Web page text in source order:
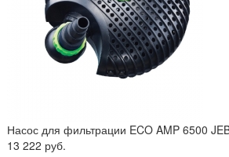
Насос для фильтрации ECO AMP 6500
13 222 руб.